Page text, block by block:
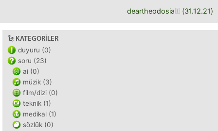
deartheodosia (31.12.21)
KATEGORILER
duyuru (0)
soru (23)
ai (0)
müzik (3)
film/dizi (0)
teknik (1)
medikal (1)
sözlük (0)